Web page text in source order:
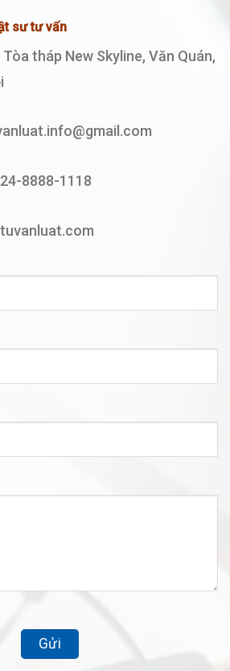
sư tư vấn
tháp New Skyline, Văn Quán,
8888-1118